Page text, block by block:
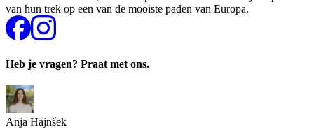
van hun trek op een van de mooiste paden van Europa.
Heb je vragen? Praat met ons.
Anja Hajnšek